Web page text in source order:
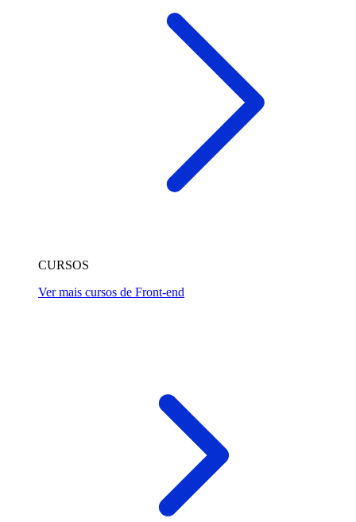
CURSOS
Ver mais cursos de Front-end